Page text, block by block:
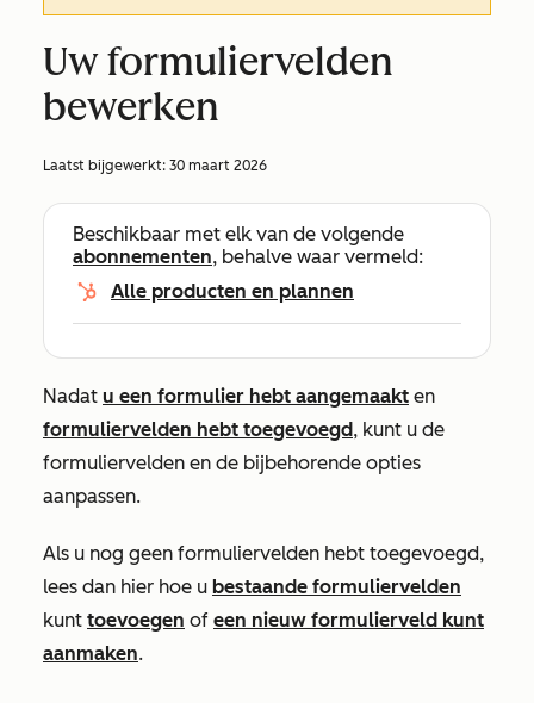
Uw formuliervelden
bewerken
Laatst bijgewerkt: 30 maart 2026
Beschikbaar met elk van de volgende
abonnementen, behalve waar vermeld:
Alle producten en plannen
Nadat u een formulier hebt aangemaakt en
formuliervelden hebt toegevoegd, kunt u de
formuliervelden en de bijbehorende opties
aanpassen.
Als u nog geen formuliervelden hebt toegevoegd,
lees dan hier hoe u bestaande formuliervelden
kunt toevoegen of een nieuw formulierveld kunt
aanmaken.